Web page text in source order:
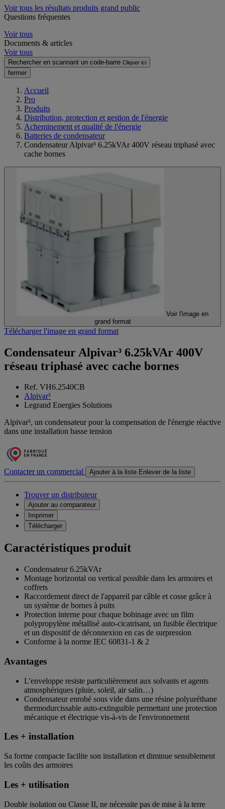
Voir tous les résultats produits grand public
Questions fréquentes
Voir tous
Documents & articles
Voir tous
Rechercher en scannant un code-barre Cliquer ici
fermer
Accueil
Pro
Produits
Distribution, protection et gestion de l'énergie
Acheminement et qualité de l'énergie
Batteries de condensateur
Condensateur Alpivar³ 6.25kVAr 400V réseau triphasé avec
cache bornes
Voir l'image en
grand format
Télécharger l'image en grand format
Condensateur Alpivar³ 6.25kVAr 400V
réseau triphasé avec cache bornes
Ref. VH6.2540CB
Alpivar³
Legrand Energies Solutions
Alpivar³, un condensateur pour la compensation de l'énergie réactive
dans une installation basse tension
Contacter un commercial Ajouter à la liste Enlever de la liste
Trouver un distributeur
Ajouter au comparateur
Imprimer
Télécharger
Caractéristiques produit
Condensateur 6.25kVAr
Montage horizontal ou vertical possible dans les armoires et
coffrets
Raccordement direct de l'appareil par câble et cosse grâce à
un système de bornes à puits
Protection interne pour chaque bobinage avec un film
polypropylène métallisé auto-cicatrisant, un fusible électrique
et un dispositif de déconnexion en cas de surpression
Conforme à la norme IEC 60831-1 & 2
Avantages
L'enveloppe resiste particulièrement aux solvants et agents
atmosphériques (pluie, soleil, air salin…)
Condensateur enrobé sous vide dans une résine polyuréthane
thermodurcissable auto-extinguible permettant une protection
mécanique et électrique vis-à-vis de l'environnement
Les + installation
Sa forme compacte facilite son installation et diminue sensiblement
les coûts des armoires
Les + utilisation
Double isolation ou Classe II, ne nécessite pas de mise à la terre